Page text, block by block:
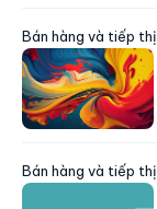
Bán hàng và tiếp thị
Bán hàng và tiếp thị